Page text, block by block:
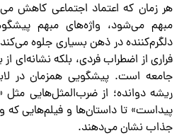
هر زمان که اعتماد اجتماعی کاهش
مبهم می‌شود، واژه‌های مبهم
دلگرم‌کننده در ذهن بسیاری جلوه
فراری از اضطراب فردی، بلکه نشانه‌ای
جامعه است. پیشگویی همزمان در
ریشه دوانده؛ از ضرب‌المثل‌هایی
پیداست» تا داستان‌ها و فیلم‌هایی که
جذاب نشان می‌دهند.